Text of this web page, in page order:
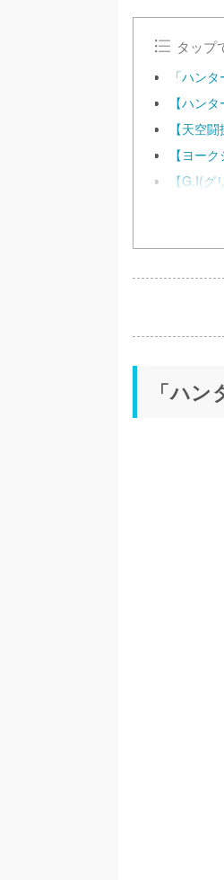
タップ
「ハン
【ハン
【天空
【ヨー
【G.I(
「ハ